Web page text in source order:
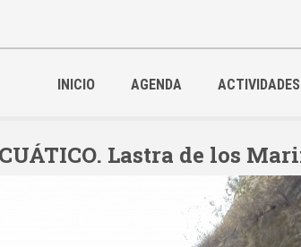
INICIO AGENDA ACTIVIDADES
Lastra de los